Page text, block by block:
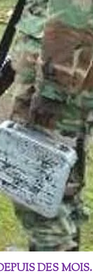
DES MOIS.